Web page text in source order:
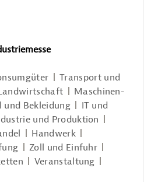
Transport und
Maschinen-
und Bekleidung
IT und
und Produktion
Handwerk
Zoll und Einfuhr
Veranstaltung